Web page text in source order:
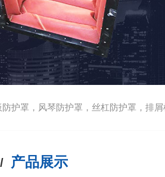
护罩，风琴防护罩，丝杠防护罩，排屑机
产品展示